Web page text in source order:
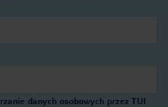
danych osobowych przez TUI